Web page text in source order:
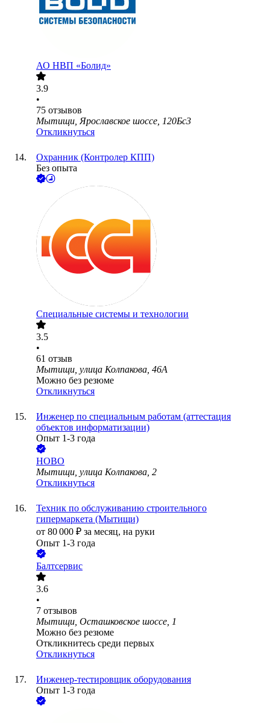
АО НВП «Болид»
3.9
•
75 отзывов
Мытищи, Ярославское шоссе, 120Бс3
Откликнуться
Охранник (Контролер КПП)
Без опыта
Специальные системы и технологии
3.5
•
61 отзыв
Мытищи, улица Колпакова, 46А
Можно без резюме
Откликнуться
Инженер по специальным работам (аттестация
объектов информатизации)
Опыт 1-3 года
НОВО
Мытищи, улица Колпакова, 2
Откликнуться
Техник по обслуживанию строительного
гипермаркета (Мытищи)
от 80 000 ₽ за месяц, на руки
Опыт 1-3 года
Балтсервис
3.6
•
7 отзывов
Мытищи, Осташковское шоссе, 1
Можно без резюме
Откликнитесь среди первых
Откликнуться
Инженер-тестировщик оборудования
Опыт 1-3 года